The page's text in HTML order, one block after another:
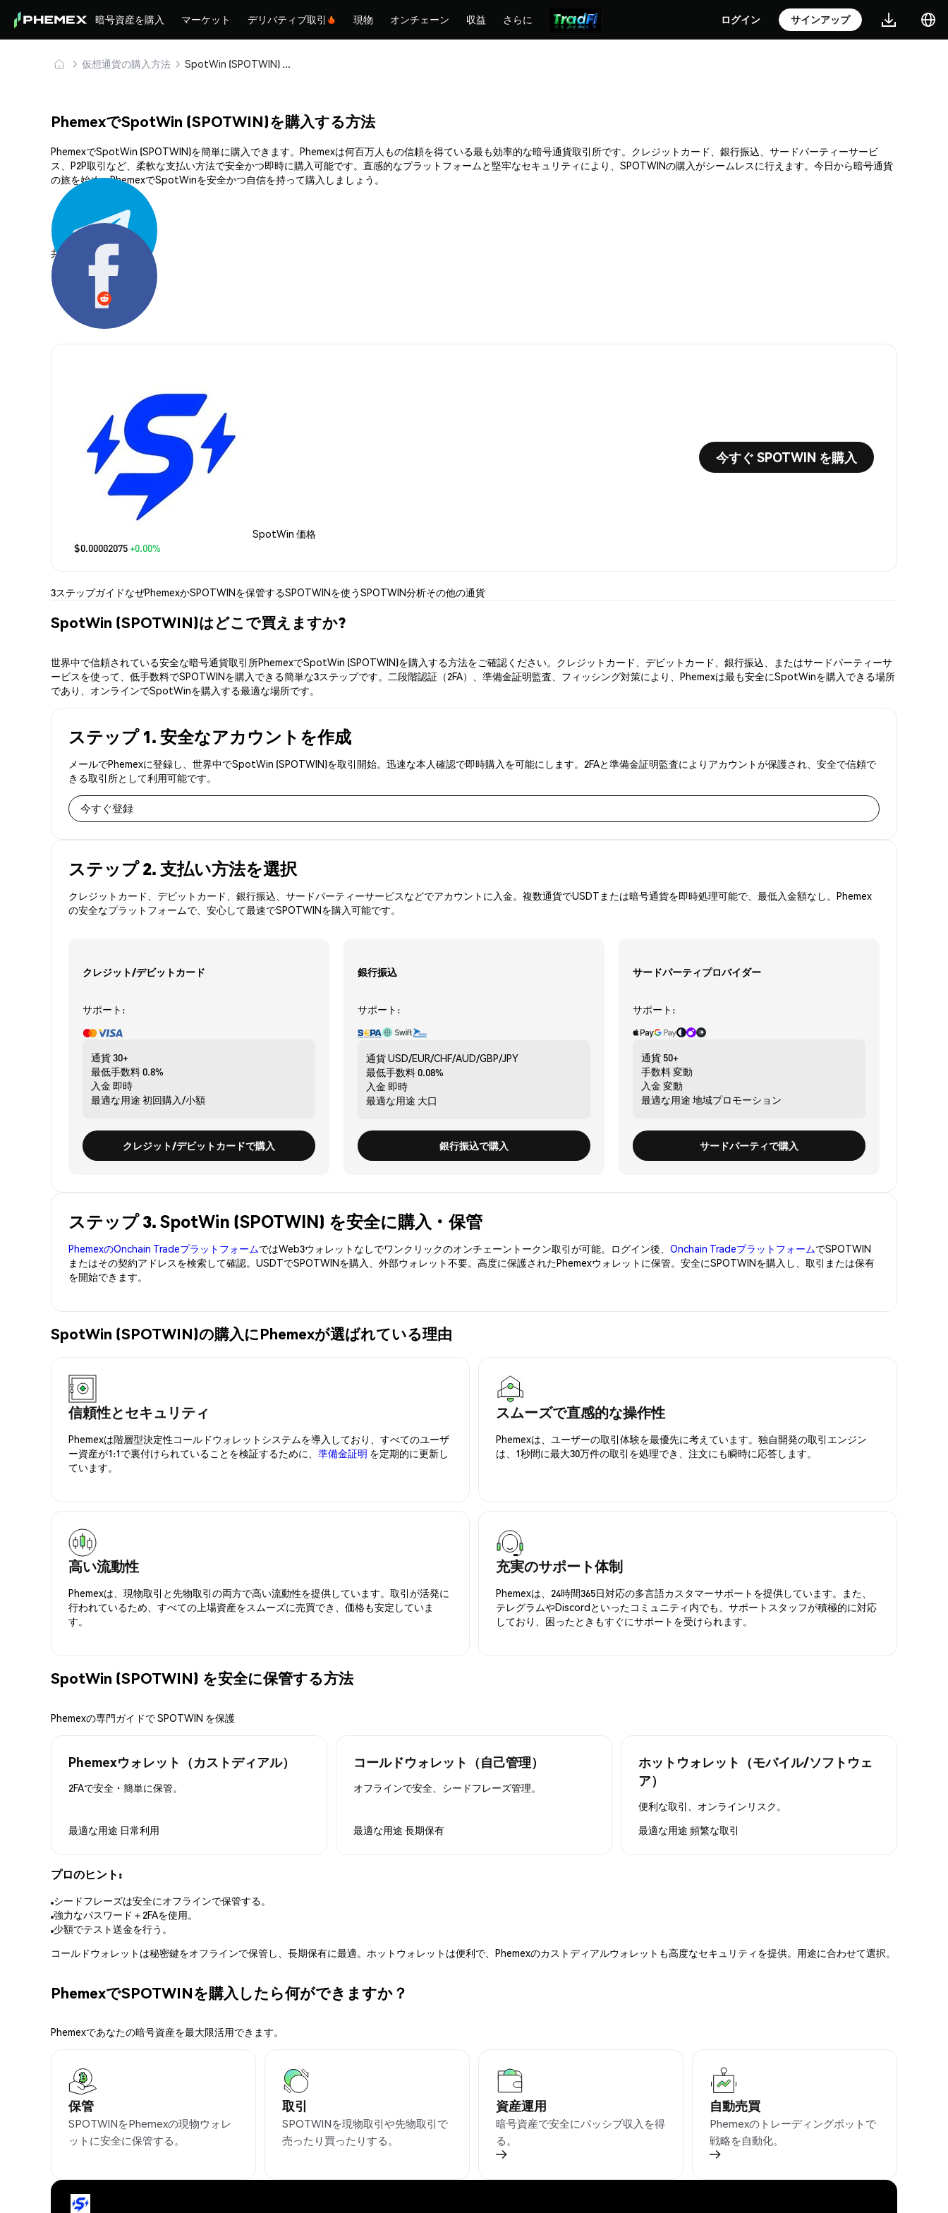
暗号資産を購入 マーケット デリバティブ取引 現物 オンチェーン 収益 さらに ログイン サインアップ
仮想通貨の購入方法 SpotWin (SPOTWIN) を安全に購入・保管
PhemexでSpotWin (SPOTWIN)を購入する方法
PhemexでSpotWin (SPOTWIN)を簡単に購入できます。Phemexは何百万人もの信頼を得ている最も効率的な暗号通貨取引所です。クレジットカード、銀行振込、サードパーティーサービ
ス、P2P取引など、柔軟な支払い方法で安全かつ即時に購入可能です。直感的なプラットフォームと堅牢なセキュリティにより、SPOTWINの購入がシームレスに行えます。今日から暗号通貨
の旅を始め、PhemexでSpotWinを安全かつ自信を持って購入しましょう。
共有する:
SpotWin 価格
$0.00002075+0.00%
今すぐ SPOTWIN を購入
3ステップガイドなぜPhemexかSPOTWINを保管するSPOTWINを使うSPOTWIN分析その他の通貨
SpotWin (SPOTWIN)はどこで買えますか?
世界中で信頼されている安全な暗号通貨取引所PhemexでSpotWin (SPOTWIN)を購入する方法をご確認ください。クレジットカード、デビットカード、銀行振込、またはサードパーティーサ
ービスを使って、低手数料でSPOTWINを購入できる簡単な3ステップです。二段階認証（2FA）、準備金証明監査、フィッシング対策により、Phemexは最も安全にSpotWinを購入できる場所
であり、オンラインでSpotWinを購入する最適な場所です。
ステップ 1. 安全なアカウントを作成
メールでPhemexに登録し、世界中でSpotWin (SPOTWIN)を取引開始。迅速な本人確認で即時購入を可能にします。2FAと準備金証明監査によりアカウントが保護され、安全で信頼で
きる取引所として利用可能です。
今すぐ登録
ステップ 2. 支払い方法を選択
クレジットカード、デビットカード、銀行振込、サードパーティーサービスなどでアカウントに入金。複数通貨でUSDTまたは暗号通貨を即時処理可能で、最低入金額なし。Phemex
の安全なプラットフォームで、安心して最速でSPOTWINを購入可能です。
クレジット/デビットカード
サポート:
通貨30+
最低手数料0.8%
入金 即時
最適な用途 初回購入/小額
クレジット/デビットカードで購入
銀行振込
サポート:
通貨USD/EUR/CHF/AUD/GBP/JPY
最低手数料0.08%
入金 即時
最適な用途 大口
銀行振込で購入
サードパーティプロバイダー
サポート:
通貨 50+
手数料変動
入金 変動
最適な用途 地域プロモーション
サードパーティで購入
ステップ 3. SpotWin (SPOTWIN) を安全に購入・保管
PhemexのOnchain TradeプラットフォームではWeb3ウォレットなしでワンクリックのオンチェーントークン取引が可能。ログイン後、 Onchain TradeプラットフォームでSPOTWIN
またはその契約アドレスを検索して確認。USDTでSPOTWINを購入、外部ウォレット不要。高度に保護されたPhemexウォレットに保管。安全にSPOTWINを購入し、取引または保有
を開始できます。
SpotWin (SPOTWIN)の購入にPhemexが選ばれている理由
信頼性とセキュリティ
Phemexは階層型決定性コールドウォレットシステムを導入しており、すべてのユーザ
ー資産が1:1で裏付けられていることを検証するために、 準備金証明 を定期的に更新し
ています。
スムーズで直感的な操作性
Phemexは、ユーザーの取引体験を最優先に考えています。独自開発の取引エンジン
は、1秒間に最大30万件の取引を処理でき、注文にも瞬時に応答します。
高い流動性
Phemexは、現物取引と先物取引の両方で高い流動性を提供しています。取引が活発に
行われているため、すべての上場資産をスムーズに売買でき、価格も安定していま
す。
充実のサポート体制
Phemexは、24時間365日対応の多言語カスタマーサポートを提供しています。また、
テレグラムやDiscordといったコミュニティ内でも、サポートスタッフが積極的に対応
しており、困ったときもすぐにサポートを受けられます。
SpotWin (SPOTWIN) を安全に保管する方法
Phemexの専門ガイドで SPOTWIN を保護
Phemexウォレット（カストディアル）
2FAで安全・簡単に保管。
最適な用途 日常利用
コールドウォレット（自己管理）
オフラインで安全、シードフレーズ管理。
最適な用途 長期保有
ホットウォレット（モバイル/ソフトウェ
ア）
便利な取引、オンラインリスク。
最適な用途 頻繁な取引
プロのヒント:
シードフレーズは安全にオフラインで保管する。
強力なパスワード＋2FAを使用。
少額でテスト送金を行う。
コールドウォレットは秘密鍵をオフラインで保管し、長期保有に最適。ホットウォレットは便利で、Phemexのカストディアルウォレットも高度なセキュリティを提供。用途に合わせて選択。
PhemexでSPOTWINを購入したら何ができますか？
Phemexであなたの暗号資産を最大限活用できます。
保管
SPOTWINをPhemexの現物ウォレ
ットに安全に保管する。
取引
SPOTWINを現物取引や先物取引で
売ったり買ったりする。
資産運用
暗号資産で安全にパッシブ収入を得
る。
自動売買
Phemexのトレーディングボットで
戦略を自動化。